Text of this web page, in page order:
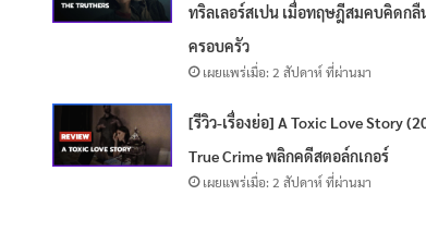
ทริลเลอร์สเปน เมื่อทฤษฎีสมคบคิดกลื
ครอบครัว
เผยแพร่เมื่อ: 2 สัปดาห์ ที่ผ่านมา
[รีวิว-เรื่องย่อ] A Toxic Love Story
True Crime พลิกคดีสตอล์กเกอร์
เผยแพร่เมื่อ: 2 สัปดาห์ ที่ผ่านมา